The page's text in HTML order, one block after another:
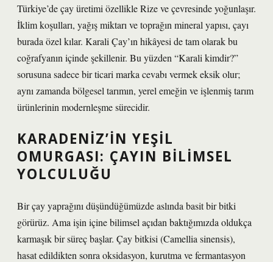
Türkiye’de çay üretimi özellikle Rize ve çevresinde yoğunlaşır.
İklim koşulları, yağış miktarı ve toprağın mineral yapısı, çayı
burada özel kılar. Karali Çay’ın hikâyesi de tam olarak bu
coğrafyanın içinde şekillenir. Bu yüzden “Karali kimdir?”
sorusuna sadece bir ticari marka cevabı vermek eksik olur;
aynı zamanda bölgesel tarımın, yerel emeğin ve işlenmiş tarım
ürünlerinin modernleşme sürecidir.
KARADENIZ’IN YEŞIL
OMURGASI: ÇAYIN BILIMSEL
YOLCULUĞU
Bir çay yaprağını düşündüğümüzde aslında basit bir bitki
görürüz. Ama işin içine bilimsel açıdan baktığımızda oldukça
karmaşık bir süreç başlar. Çay bitkisi (Camellia sinensis),
hasat edildikten sonra oksidasyon, kurutma ve fermantasyon